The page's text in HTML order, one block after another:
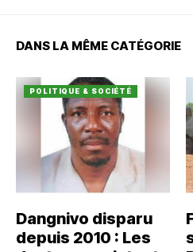
DANS LA MÊME CATÉGORIE
POLITIQUE & SOCIÉTÉ
Dangnivo disparu
depuis 2010 : Les